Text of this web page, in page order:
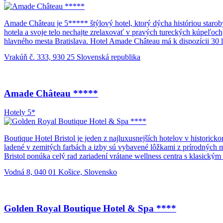
Amade Château je 5***** štýlový hotel, ktorý dýcha históriou
hotela a svoje telo nechajte zrelaxovať v pravých tureckých
hlavného mesta Bratislava. Hotel Amade Château má k dispozícii
tak, aby vytvárali harmonické a útulné prostredie. Hotel má k
Vrakúň č. 333, 930 25 Slovenská republika
Amade Château *****
Hotely 5*
Boutique Hotel Bristol je jeden z najluxusnejších hotelov v
ladené v zemitých farbách a izby sú vybavené lôžkami z
Bristol ponúka celý rad zariadení vrátane wellness centra s
Vodná 8, 040 01 Košice, Slovensko
Golden Royal Boutique Hotel & Spa ****